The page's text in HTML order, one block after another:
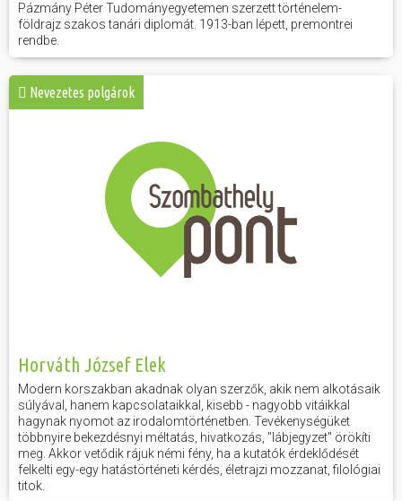
Pázmány Péter Tudományegyetemen szerzett történelem-
földrajz szakos tanári diplomát. 1913-ban lépett, premontrei
rendbe.
Nevezetes polgárok
Horváth József Elek
Modern korszakban akadnak olyan szerzők, akik nem alkotásaik
súlyával, hanem kapcsolataikkal, kisebb - nagyobb vitáikkal
hagynak nyomot az irodalomtörténetben. Tevékenységüket
többnyire bekezdésnyi méltatás, hivatkozás, "lábjegyzet" örökíti
meg. Akkor vetődik rájuk némi fény, ha a kutatók érdeklődését
felkelti egy-egy hatástörténeti kérdés, életrajzi mozzanat, filológiai
titok.